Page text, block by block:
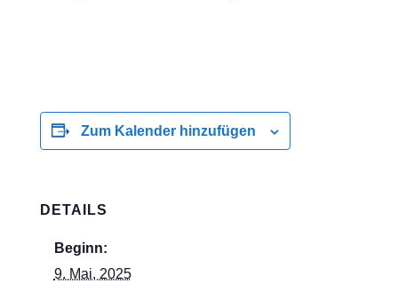
Zum Kalender hinzufügen
DETAILS
Beginn:
9. Mai, 2025